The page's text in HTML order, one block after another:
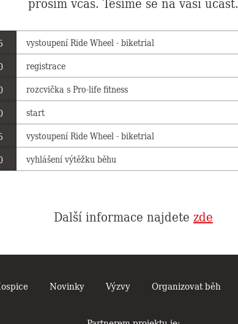
vystoupení Ride Wheel - biketrial
registrace
rozcvička s Pro-life fitness
start
vystoupení Ride Wheel - biketrial
vyhlášení výtěžku běhu
Další informace najdete zde
Novinky Výzvy Organizovat běh